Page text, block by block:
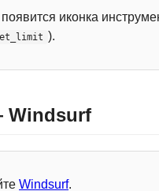
появится иконка
).
Windsurf
Windsurf.